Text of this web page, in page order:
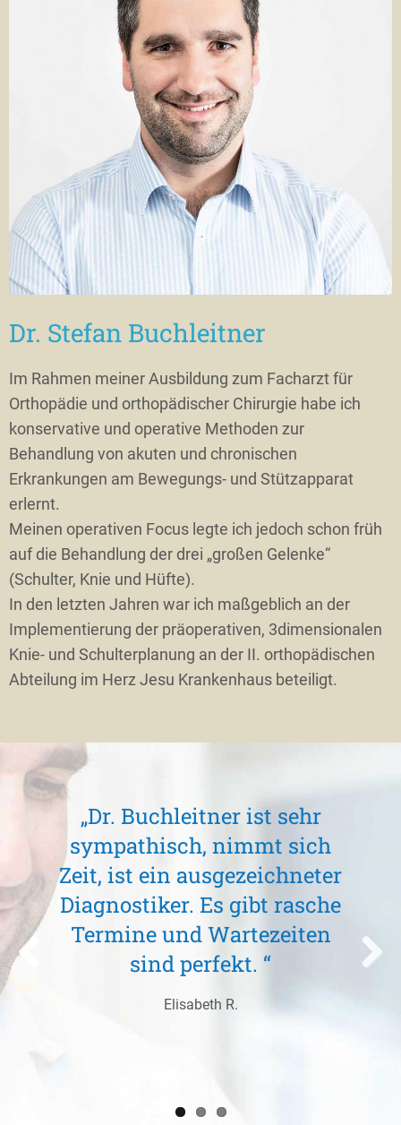
Dr. Stefan Buchleitner
Im Rahmen meiner Ausbildung zum Facharzt für
Orthopädie und orthopädischer Chirurgie habe ich
konservative und operative Methoden zur
Behandlung von akuten und chronischen
Erkrankungen am Bewegungs- und Stützapparat
erlernt.
Meinen operativen Focus legte ich jedoch schon früh
auf die Behandlung der drei „großen Gelenke“
(Schulter, Knie und Hüfte).
In den letzten Jahren war ich maßgeblich an der
Implementierung der präoperativen, 3dimensionalen
Knie- und Schulterplanung an der II. orthopädischen
Abteilung im Herz Jesu Krankenhaus beteiligt.
„Dr. Buchleitner ist sehr
sympathisch, nimmt sich
Zeit, ist ein ausgezeichneter
Diagnostiker. Es gibt rasche
Termine und Wartezeiten
sind perfekt. “
Elisabeth R.